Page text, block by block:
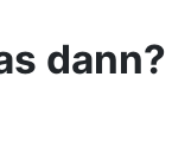
dann?